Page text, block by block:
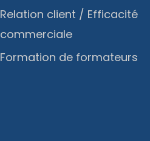
Relation client / Efficacité
commerciale
Formation de formateurs